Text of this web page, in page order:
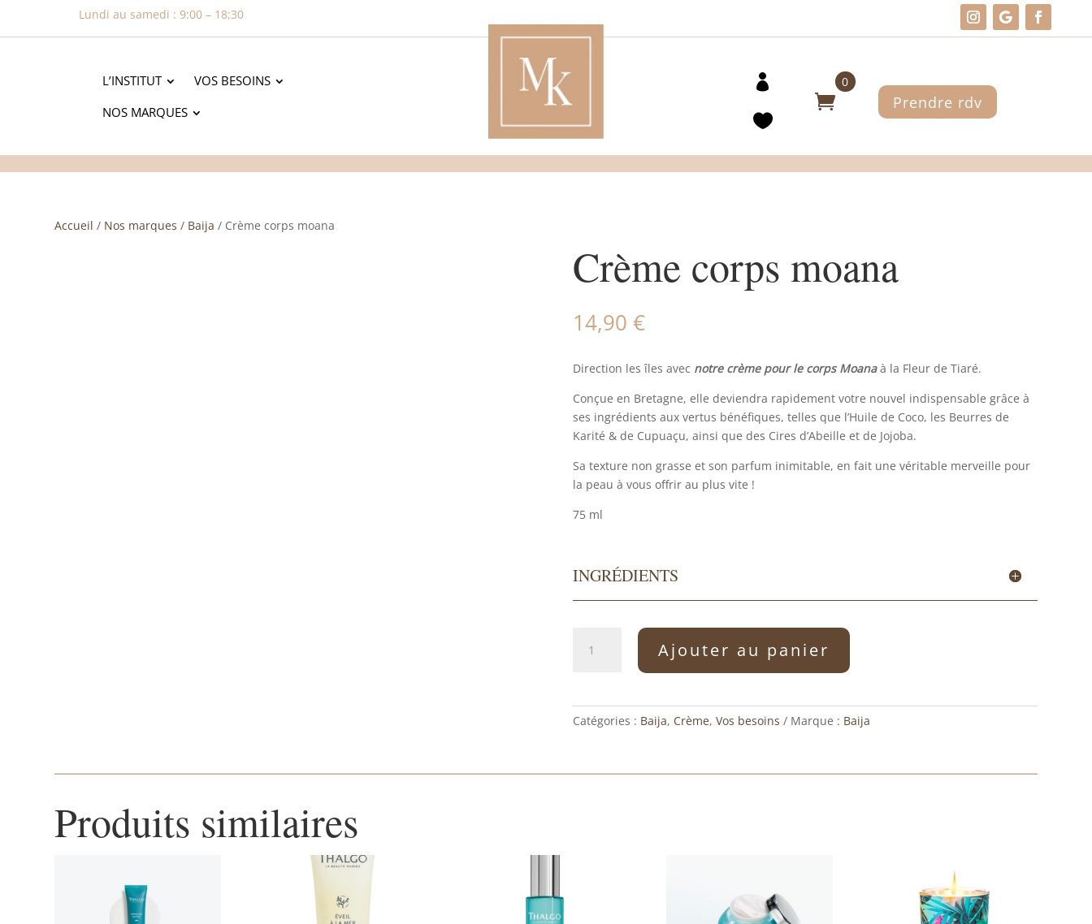
Lundi au samedi : 9:00 – 18;30
L’INSTITUT
VOS BESOINS
NOS MARQUES
0
Prendre rdv
Accueil / Nos marques / Baija / Crème corps moana
Crème corps moana
14,90€
Direction les îles avec notre crème pour le corps Moanaà la Fleur de Tiaré.
Conçue en Bretagne, elle deviendra rapidement votre nouvel indispensable grâce à
ses ingrédients aux vertus bénéfiques, telles que l’Huile de Coco, les Beurres de
Karité & de Cupuaçu, ainsi que des Cires d’Abeille et de Jojoba.
Sa texture non grasse et son parfum inimitable, en fait une véritable merveille pour
la peau à vous offrir au plus vite !
75 ml
INGRÉDIENTS
moana
Ajouter au panier
Catégories : Baija, Crème,Vos besoins Marque : Baija
Produits similaires